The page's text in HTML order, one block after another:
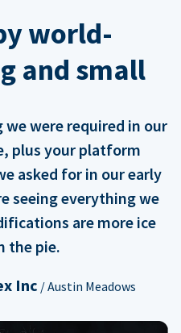
world-
and small
were required in our
plus your platform
asked for in our early
seeing everything we
are more ice
the pie.
Inc / Austin Meadows